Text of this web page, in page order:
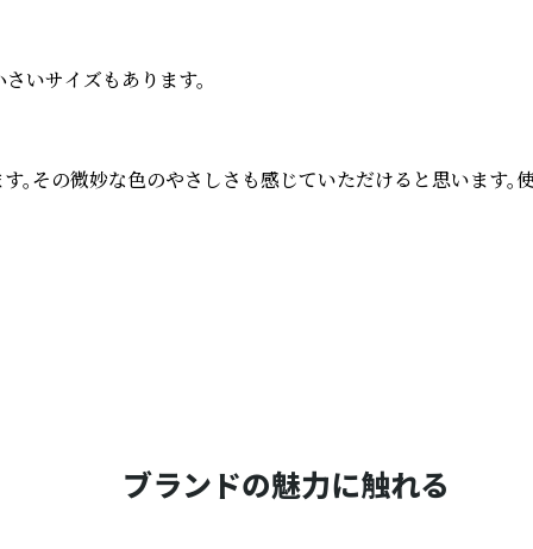
いサイズもあります。
その微妙な色のやさしさも感じていただけると思います
ブランドの魅力に触れる